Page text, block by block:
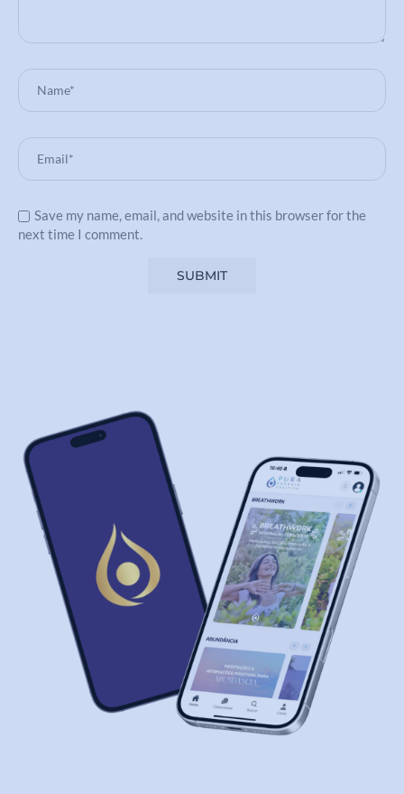
Save my name, email, and website in this browser for the
next time I comment.